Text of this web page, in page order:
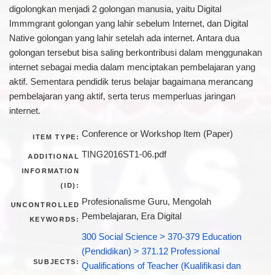
digolongkan menjadi 2 golongan manusia, yaitu Digital
Immmgrant golongan yang lahir sebelum Internet, dan Digital
Native golongan yang lahir setelah ada internet. Antara dua
golongan tersebut bisa saling berkontribusi dalam menggunakan
internet sebagai media dalam menciptakan pembelajaran yang
aktif. Sementara pendidik terus belajar bagaimana merancang
pembelajaran yang aktif, serta terus memperluas jaringan
internet.
ITEM TYPE: Conference or Workshop Item (Paper)
ADDITIONAL
INFORMATION
(ID):
TING2016ST1-06.pdf
UNCONTROLLED
KEYWORDS:
Profesionalisme Guru, Mengolah
Pembelajaran, Era Digital
SUBJECTS:
300 Social Science > 370-379 Education
(Pendidikan) > 371.12 Professional
Qualifications of Teacher (Kualifikasi dan